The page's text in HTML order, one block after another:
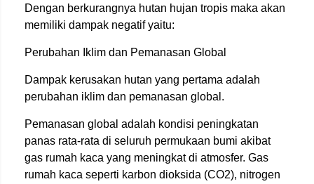
Dengan berkurangnya hutan hujan tropis maka akan
memiliki dampak negatif yaitu:
Perubahan Iklim dan Pemanasan Global
Dampak kerusakan hutan yang pertama adalah
perubahan iklim dan pemanasan global.
Pemanasan global adalah kondisi peningkatan
panas rata-rata di seluruh permukaan bumi akibat
gas rumah kaca yang meningkat di atmosfer. Gas
rumah kaca seperti karbon dioksida (CO2), nitrogen